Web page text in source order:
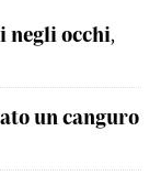
negli occhi,
un canguro